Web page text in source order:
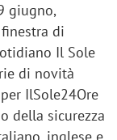
giugno,
di
Il Sole
di novità
IlSole24Ore
della sicurezza